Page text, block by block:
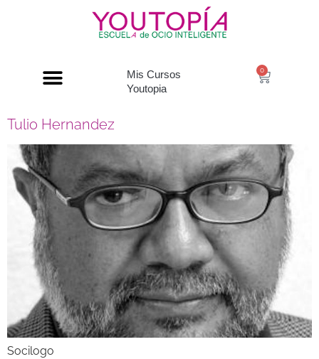
Mis Cursos
Youtopia
0
Tulio Hernandez
Socilogo